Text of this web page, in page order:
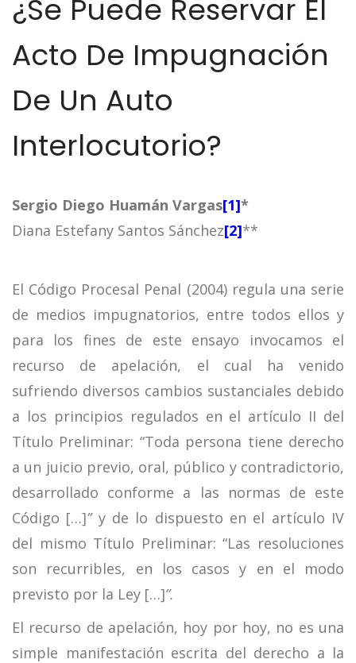
¿Se Puede Reservar El
Acto De Impugnación
De Un Auto
Interlocutorio?
Sergio Diego Huamán Vargas[1]*
Diana Estefany Santos Sánchez[2]**
El Código Procesal Penal (2004) regula una serie
de medios impugnatorios, entre todos ellos y
para los fines de este ensayo invocamos el
recurso de apelación, el cual ha venido
sufriendo diversos cambios sustanciales debido
a los principios regulados en el artículo II del
Título Preliminar: “Toda persona tiene derecho
a un juicio previo, oral, público y contradictorio,
desarrollado conforme a las normas de este
Código […]” y de lo dispuesto en el artículo IV
del mismo Título Preliminar: “Las resoluciones
son recurribles, en los casos y en el modo
previsto por la Ley […]”.
El recurso de apelación, hoy por hoy, no es una
simple manifestación escrita del derecho a la